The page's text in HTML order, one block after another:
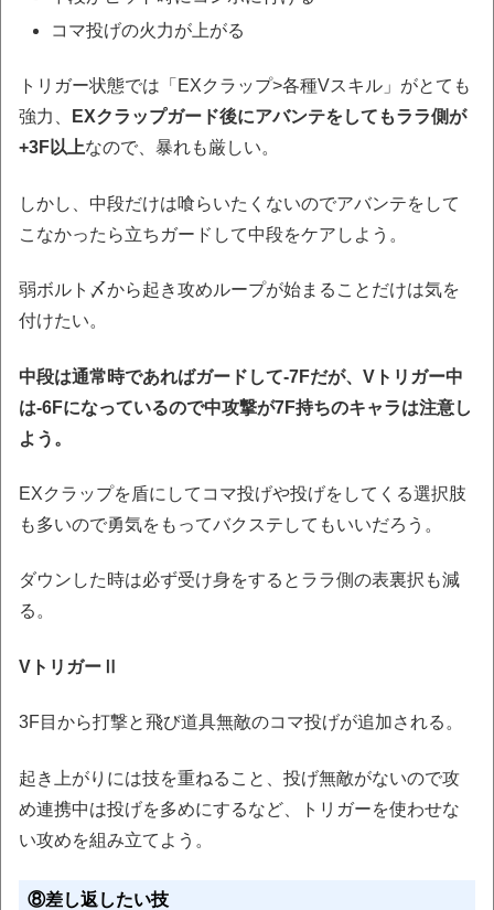
コマ投げの火力が上がる
トリガー状態では「EXクラップ>各種Vスキル」がとても
強力、
EXクラップガード後にアバンテをしてもララ側が
+3F以上なので、暴れも厳しい。
しかし、中段だけは喰らいたくないのでアバンテをして
こなかったら立ちガードして中段をケアしよう。
弱ボルト〆から起き攻めループが始まることだけは気を
付けたい。
中段は通常時であればガードして-7Fだが、Vトリガー中
は-6Fになっているので中攻撃が7F持ちのキャラは注意し
よう。
EXクラップを盾にしてコマ投げや投げをしてくる選択肢
も多いので勇気をもってバクステしてもいいだろう。
ダウンした時は必ず受け身をするとララ側の表裏択も減
る。
VトリガーⅡ
3F目から打撃と飛び道具無敵のコマ投げが追加される。
起き上がりには技を重ねること、投げ無敵がないので攻
め連携中は投げを多めにするなど、トリガーを使わせな
い攻めを組み立てよう。
⑧差し返したい技